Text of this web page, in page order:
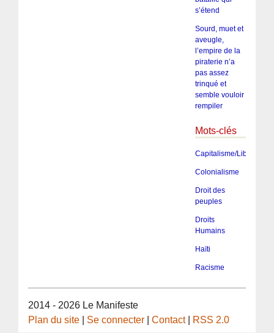
s’étend
Sourd, muet et
aveugle,
l’empire de la
piraterie n’a
pas assez
trinqué et
semble vouloir
rempiler
Mots-clés
Capitalisme/
Colonialisme
Droit des
peuples
Droits
Humains
Haïti
Racisme
2014 - 2026 Le Manifeste
Plan du site
Se connecter |Contact| RSS 2.0